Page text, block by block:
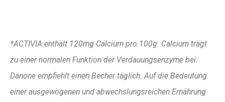
*ACTIVIA enthält 120mg Calcium pro 100g. Calcium trägt
zu einer normalen Funktion der Verdauungsenzyme bei.
Danone empfiehlt einen Becher täglich. Auf die Bedeutung
einer ausgewogenen und abwechslungsreichen Ernährung